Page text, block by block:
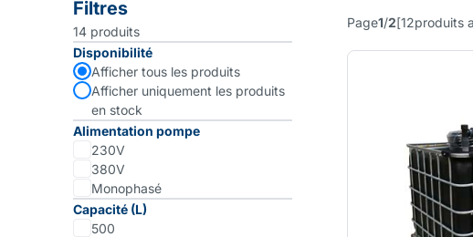
Filtres
14 produits
Disponibilité
Afficher tous les produits
Afficher uniquement les produits
en stock
Alimentation pompe
230V
380V
Monophasé
Capacité (L)
500
Page1/2[12produits